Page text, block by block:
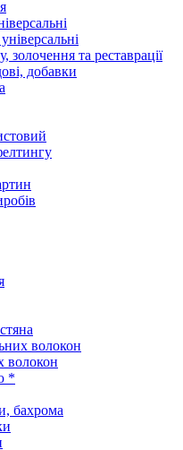
золочення та реставрації
добавки
волокон
волокон
*
бахрома